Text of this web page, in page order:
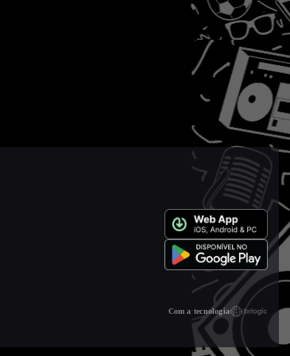
Com a tecnologia